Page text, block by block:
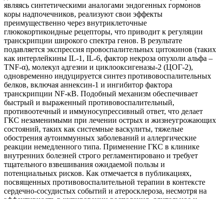
являясь синтетическими аналогами эндогенных гормонов
коры надпочечников, реализуют свои эффекты
преимущественно через внутриклеточные
глюкокортикоидные рецепторы, что приводит к регуляции
транскрипции широкого спектра генов. В результате
подавляется экспрессия провоспалительных цитокинов (таких
как интерлейкины IL-1, IL-6, фактор некроза опухоли альфа –
TNF-α), молекул адгезии и циклооксигеназы-2 (ЦОГ-2),
одновременно индуцируется синтез противовоспалительных
белков, включая аннексин-1 и ингибитор фактора
транскрипции NF-κB. Подобный механизм обеспечивает
быстрый и выраженный противовоспалительный,
противоотечный и иммуносупрессивный ответ, что делает
ГКС незаменимыми при лечении острых и жизнеугрожающих
состояний, таких как системные васкулиты, тяжелые
обострения аутоиммунных заболеваний и аллергические
реакции немедленного типа. Применение ГКС в клинике
внутренних болезней строго регламентировано и требует
тщательного взвешивания ожидаемой пользы и
потенциальных рисков. Как отмечается в публикациях,
посвященных противовоспалительной терапии в контексте
сердечно-сосудистых событий и атеросклероза, несмотря на